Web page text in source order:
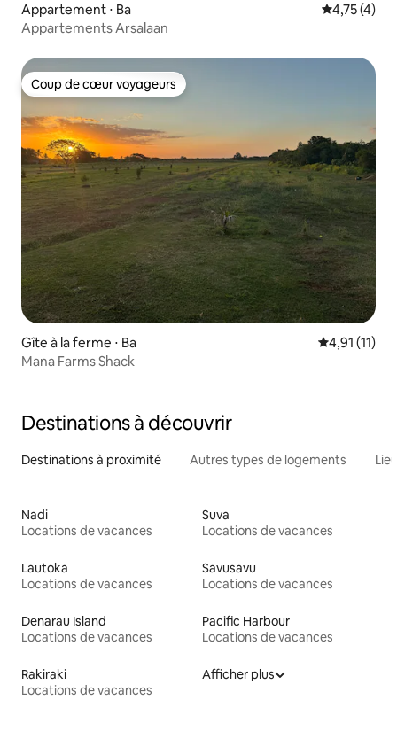
Appartement ⋅ Ba Évaluation
4,75 (4)
Appartements Arsalaan
Coup de cœur voyageurs
Coup de cœur voyageurs
Gîte à la ferme ⋅ Ba Évaluation
4,91 (11)
Mana Farms Shack
Destinations à découvrir
Destinations à proximité Autres types de logements
Nadi
Locations de vacances
Suva
Locations de vacances
Lautoka
Locations de vacances
Savusavu
Locations de vacances
Denarau Island
Locations de vacances
Pacific Harbour
Locations de vacances
Rakiraki
Locations de vacances
Afficher plus